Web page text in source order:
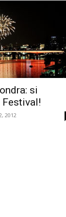
si
2012